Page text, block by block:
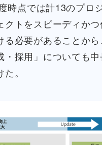
時点では計13のプロ
クトをスピーディか
必要があることか
採用」についても
。